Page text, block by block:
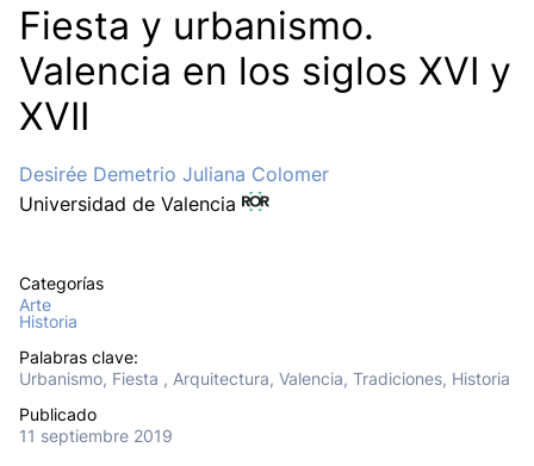
Fiesta y urbanismo.
Valencia en los siglos XVI y
XVII
Desirée Demetrio Juliana Colomer
Universidad de Valencia
Categorías
Arte
Historia
Palabras clave:
Urbanismo, Fiesta , Arquitectura, Valencia, Tradiciones, Historia
Publicado
11 septiembre 2019